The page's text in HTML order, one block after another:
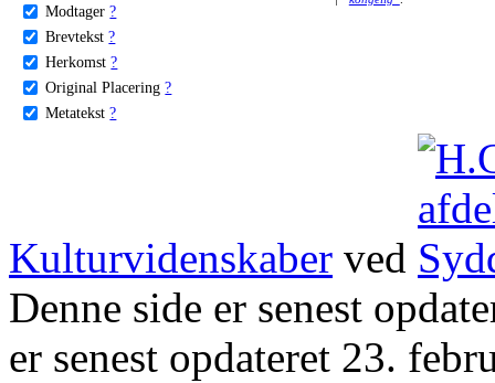
Modtager ?
Brevtekst ?
Herkomst ?
Original Placering ?
Metatekst ?
Kulturvidenskaber ved
Denne side er senest
er senest opdateret 23.